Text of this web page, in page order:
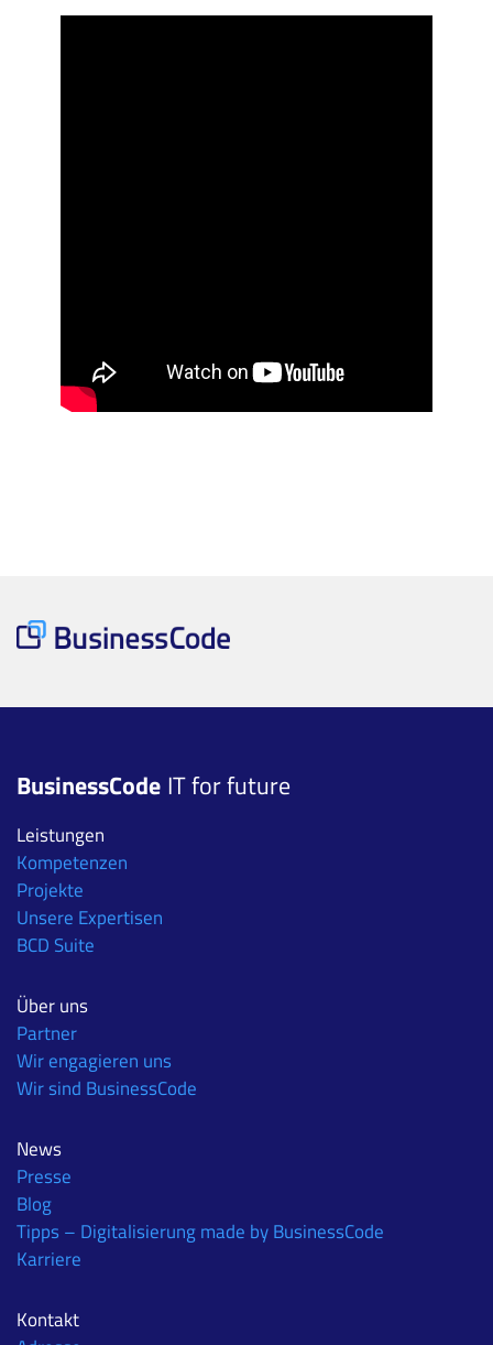
BusinessCode IT for future
Leistungen
Kompetenzen
Projekte
Unsere Expertisen
BCD Suite
Über uns
Partner
Wir engagieren uns
Wir sind BusinessCode
News
Presse
Blog
Tipps – Digitalisierung made by BusinessCode
Karriere
Kontakt